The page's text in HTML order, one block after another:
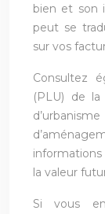
bien et son
peut se
sur vos
Consultez
(PLU) de
la valeur
Si vous